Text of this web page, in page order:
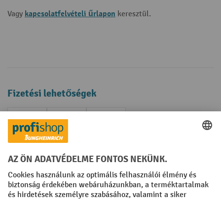
Vagy kapcsolatfelvételi űrlapon keresztül.
Fizetési lehetőségek
Creditcard (Master)Creditcard (Visa)
Előrefizetés
Közösségi Média
Facebook
YouTube
LinkedIn
Instagram